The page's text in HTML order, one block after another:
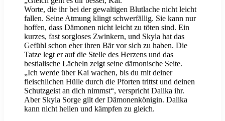
Worte, die ihr bei der gewaltigen Blutlache nicht leicht
fallen. Seine Atmung klingt schwerfällig. Sie kann nur
hoffen, dass Dämonen nicht leicht zu töten sind. Ein
kurzes, fast sorgloses Zwinkern, und Skyla hat das
Gefühl schon eher ihren Bär vor sich zu haben. Die
Tatze legt er auf die Stelle des Herzens und das
bestialische Lächeln zeigt seine dämonische Seite.
„Ich werde über Kai wachen, bis du mit deiner
fleischlichen Hülle durch die Pforten trittst und deinen
Schutzgeist an dich nimmst“, verspricht Dalika ihr.
Aber Skyla Sorge gilt der Dämonenkönigin. Dalika
kann nicht heilen und kämpfen zu gleich.